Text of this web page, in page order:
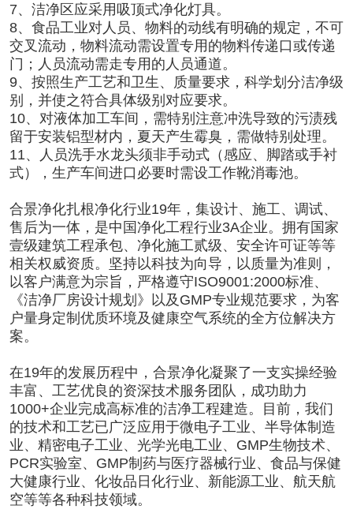
7、洁净区应采用吸顶式净化灯具。
8、食品工业对人员、物料的动线有明确的规定，不可
交叉流动，物料流动需设置专用的物料传递口或传递
门；人员流动需走专用的人员通道。
9、按照生产工艺和卫生、质量要求，科学划分洁净级
别，并使之符合具体级别对应要求。
10、对液体加工车间，需特别注意冲洗导致的污渍残
留于安装铝型材内，夏天产生霉臭，需做特别处理。
11、人员洗手水龙头须非手动式（感应、脚踏或手衬
式），生产车间进口必要时需设工作靴消毒池。
合景净化扎根净化行业19年，集设计、施工、调试、
售后为一体，是中国净化工程行业3A企业。拥有国家
壹级建筑工程承包、净化施工贰级、安全许可证等等
相关权威资质。坚持以科技为向导，以质量为准则，
以客户满意为宗旨，严格遵守ISO9001:2000标准、
《洁净厂房设计规划》以及GMP专业规范要求，为客
户量身定制优质环境及健康空气系统的全方位解决方
案。
在19年的发展历程中，合景净化凝聚了一支实操经验
丰富、工艺优良的资深技术服务团队，成功助力
1000+企业完成高标准的洁净工程建造。目前，我们
的技术和工艺已广泛应用于微电子工业、半导体制造
业、精密电子工业、光学光电工业、GMP生物技术、
PCR实验室、GMP制药与医疗器械行业、食品与保健
大健康行业、化妆品日化行业、新能源工业、航天航
空等等各种科技领域。